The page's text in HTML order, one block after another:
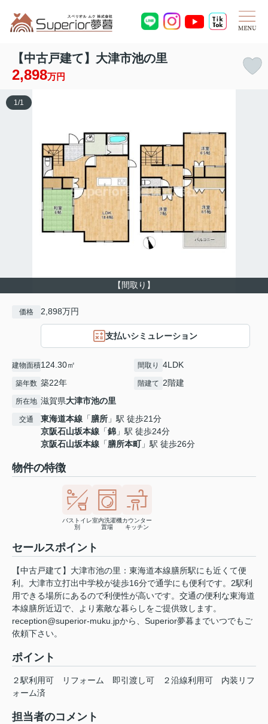
【中古戸建て】大津市池の里
2,898万円
【間取り】
1 /1
価格 2,898万円
支払いシミュレーション
建物面積124.30㎡ 間取り 4LDK
築年数 築22年 階建て 2階建
所在地 滋賀県大津市池の里
交通 東海道本線 「膳所 」駅 徒歩21分
京阪石山坂本線 「錦 」駅 徒歩24分
京阪石山坂本線 「膳所本町」駅 徒歩26分
物件の特徴
バストイレ
別
室内洗濯機
置場
カウンター
キッチン
セールスポイント
【中古戸建て】大津市池の里：東海道本線膳所駅にも近くて便
利。大津市立打出中学校が徒歩16分で通学にも便利です。2駅利
用できる場所にあるので利便性が高いです。交通の便利な東海道
本線膳所近辺で、より素敵な暮らしをご提供致します。
reception@superior-muku.jpから、Superior夢暮までいつでもご
依頼下さい。
ポイント
２駅利用可 リフォーム 即引渡し可 ２沿線利用可
内装リフ
ォーム済
担当者のコメント